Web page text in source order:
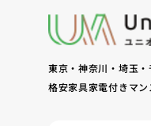
東京・神奈川・埼玉
格安家具家電付きマ